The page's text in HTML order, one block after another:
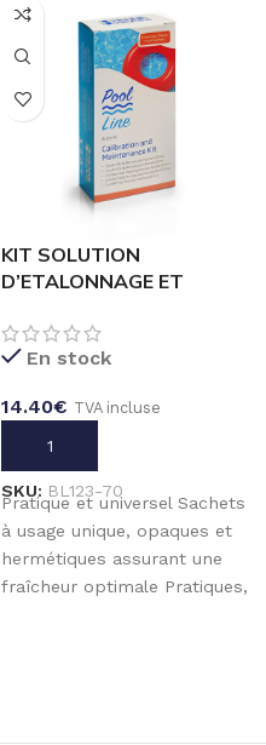
KIT SOLUTION
D’ETALONNAGE ET
D’ELECTRODES PISCINES
ET SPAS – BL123-70
En stock
14.40€ TVA incluse
AJOUTER AU PANIER
SKU: BL123-70
Pratique et universel Sachets
à usage unique, opaques et
hermétiques assurant une
fraîcheur optimale Pratiques,